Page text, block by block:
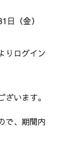
（金）
りログイン
います。
で、期間内